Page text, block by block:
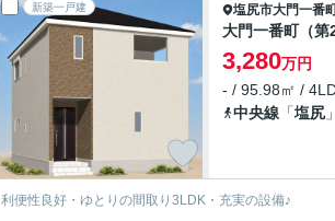
新築一戸建 塩尻市大門一番
大門一番町（第
3,280万円
- / 95.98㎡ /
中央線 「塩尻
利便性良好・ゆとりの間取り3LDK・充実の設備♪